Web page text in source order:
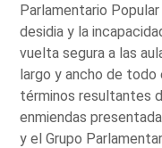
Parlamentario
desidia y la
vuelta segura a las
largo y ancho de
términos resultantes
enmiendas
y el Grupo